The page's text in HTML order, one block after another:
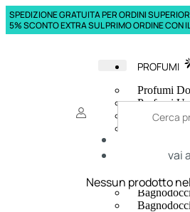
SPEDIZIONE GRATUITA PER ORDINI
5% SCONTO EXTRA SUL PRIMO ORDINE CON
PROFUMI
Profumi
Profumi
Corpo
Corpo
Creme Mani
vai
Nessun prodotto